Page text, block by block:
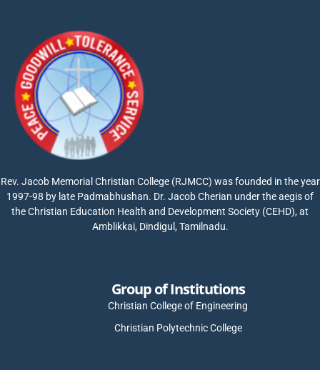
Rev. Jacob Memorial Christian College (RJMCC) was founded in the year
1997-98 by late Padmabhushan. Dr. Jacob Cherian under the aegis of
the Christian Education Health and Development Society (CEHD), at
Amblikkai, Dindigul, Tamilnadu.
Group of Institutions
Christian College of Engineering
Christian Polytechnic College